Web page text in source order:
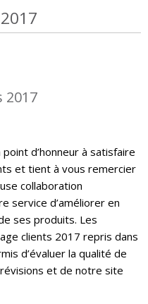
2017
d’honneur à satisfaire
et tient à vous remercier
collaboration
service d’améliorer en
ses produits. Les
clients 2017 repris dans
d’évaluer la qualité de
et de notre site